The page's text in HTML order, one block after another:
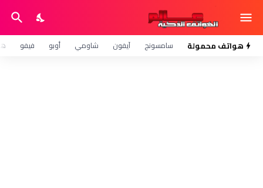
هواتف محمولة سامسونج آيفون شاومي أوبو فيفو